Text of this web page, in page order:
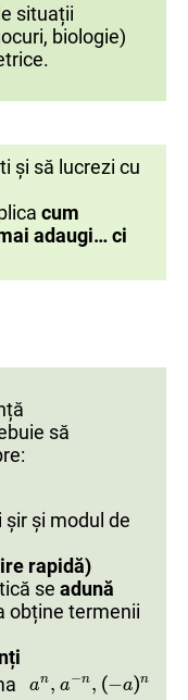
situații
biologie)
și să lucrezi cu
cum
adaugi… ci
să
și modul de
rapidă)
se adună
obține termenii
an a−n, −a)
an a−n, −a)
an, a−n, (−a)n